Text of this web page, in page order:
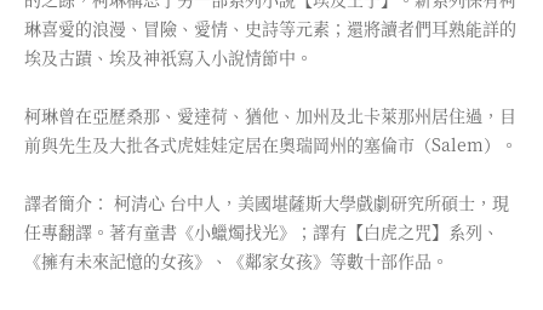
琳喜愛的浪漫、冒險、愛情、史詩等元素；還將讀者們耳熟能詳的
埃及古蹟、埃及神祇寫入小說情節中。
柯琳曾在亞歷桑那、愛達荷、猶他、加州及北卡萊那州居住過，目
前與先生及大批各式虎娃娃定居在奧瑞岡州的塞倫市（Salem）。
譯者簡介： 柯清心 台中人，美國堪薩斯大學戲劇研究所碩士，現
任專翻譯。著有童書《小蠟燭找光》；譯有【白虎之咒】系列、
《擁有未來記憶的女孩》、《鄰家女孩》等數十部作品。